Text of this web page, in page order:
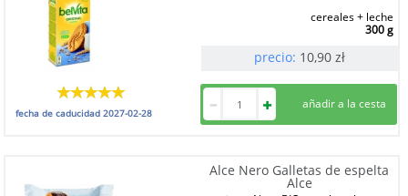
cereales + leche
300 g
precio: 10,90 zł
fecha de caducidad2027-02-28
Alce Nero Galletas de espelta
Alce